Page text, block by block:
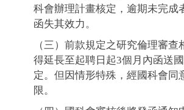
科會辦理計畫核定，逾期未完成
函失其效力。
（三）前款規定之研究倫理審查
得延長至起聘日起3個月內函送
定。但因情形特殊，經國科會同
限。